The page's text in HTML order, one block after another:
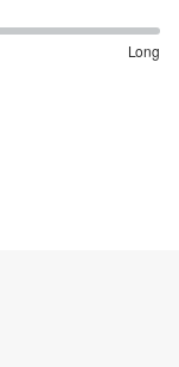
Long